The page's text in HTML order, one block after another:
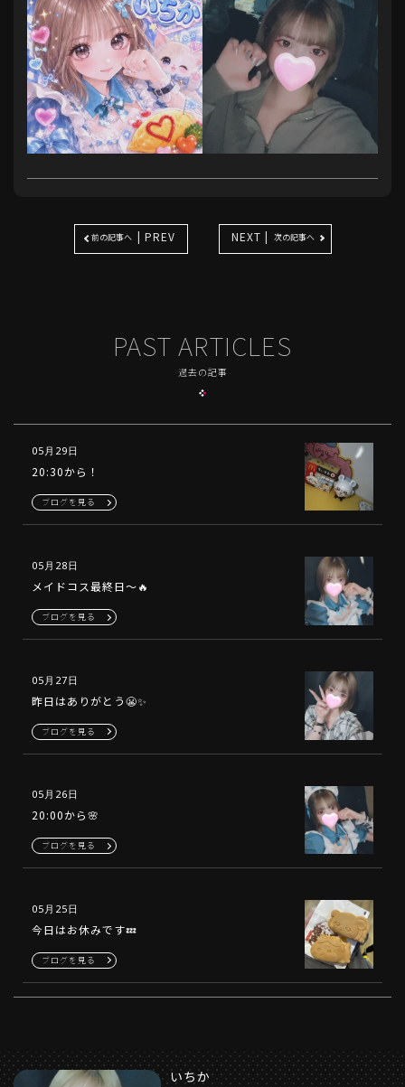
前の記事へ | PREV NEXT | 次の記事へ
PAST ARTICLES
過去の記事
05月29日
20:30から！
ブログを見る
05月28日
メイドコス最終日〜🔥
ブログを見る
05月27日
昨日はありがとう😬✨
ブログを見る
05月26日
20:00から🌸
ブログを見る
05月25日
今日はお休みです💤
ブログを見る
いちか